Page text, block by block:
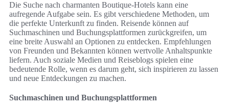
Die Suche nach charmanten Boutique-Hotels kann eine
aufregende Aufgabe sein. Es gibt verschiedene Methoden, um
die perfekte Unterkunft zu finden. Reisende können auf
Suchmaschinen und Buchungsplattformen zurückgreifen, um
eine breite Auswahl an Optionen zu entdecken. Empfehlungen
von Freunden und Bekannten können wertvolle Anhaltspunkte
liefern. Auch soziale Medien und Reiseblogs spielen eine
bedeutende Rolle, wenn es darum geht, sich inspirieren zu lassen
und neue Entdeckungen zu machen.
Suchmaschinen und Buchungsplattformen